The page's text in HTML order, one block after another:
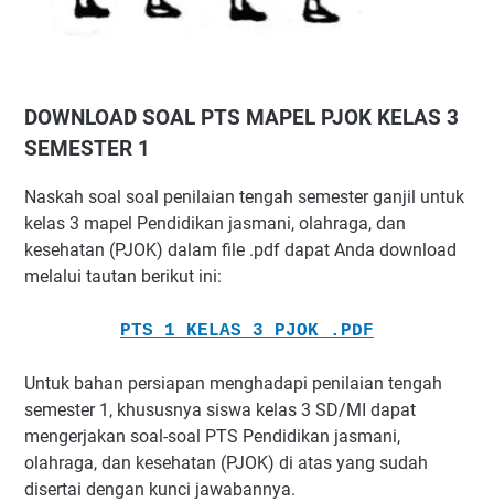
DOWNLOAD SOAL PTS MAPEL PJOK KELAS 3
SEMESTER 1
Naskah soal soal penilaian tengah semester ganjil untuk
kelas 3 mapel Pendidikan jasmani, olahraga, dan
kesehatan (PJOK) dalam file .pdf dapat Anda download
melalui tautan berikut ini:
PTS 1 KELAS 3 PJOK .PDF
Untuk bahan persiapan menghadapi penilaian tengah
semester 1, khususnya siswa kelas 3 SD/MI dapat
mengerjakan soal-soal PTS Pendidikan jasmani,
olahraga, dan kesehatan (PJOK) di atas yang sudah
disertai dengan kunci jawabannya.